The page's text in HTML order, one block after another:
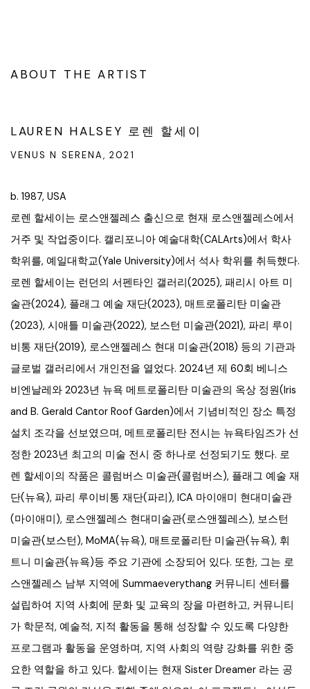
ABOUT THE ARTIST
LAUREN HALSEY 로렌 할세이
VENUS N SERENA, 2021
b. 1987, USA
로렌 할세이는 로스앤젤레스 출신으로 현재 로스앤젤레스에서
거주 및 작업중이다. 캘리포니아 예술대학(CALArts)에서 학사
학위를, 예일대학교(Yale University)에서 석사 학위를 취득했다.
로렌 할세이는 런던의 서펜타인 갤러리(2025), 패리시 아트 미
술관(2024), 플래그 예술 재단(2023), 매트로폴리탄 미술관
(2023), 시애틀 미술관(2022), 보스턴 미술관(2021), 파리 루이
비통 재단(2019), 로스앤젤레스 현대 미술관(2018) 등의 기관과
글로벌 갤러리에서 개인전을 열었다. 2024년 제 60회 베니스
비엔날레와 2023년 뉴욕 메트로폴리탄 미술관의 옥상 정원(Iris
and B. Gerald Cantor Roof Garden)에서 기념비적인 장소 특정
설치 조각을 선보였으며, 메트로폴리탄 전시는 뉴욕타임즈가 선
정한 2023년 최고의 미술 전시 중 하나로 선정되기도 했다. 로
렌 할세이의 작품은 콜럼버스 미술관(콜럼버스), 플래그 예술 재
단(뉴욕), 파리 루이비통 재단(파리), ICA 마이애미 현대미술관
(마이애미), 로스앤젤레스 현대미술관(로스앤젤레스), 보스턴
미술관(보스턴), MoMA(뉴욕), 매트로폴리탄 미술관(뉴욕), 휘
트니 미술관(뉴욕)등 주요 기관에 소장되어 있다. 또한, 그는 로
스앤젤레스 남부 지역에 Summaeverythang 커뮤니티 센터를
설립하여 지역 사회에 문화 및 교육의 장을 마련하고, 커뮤니티
가 학문적, 예술적, 지적 활동을 통해 성장할 수 있도록 다양한
프로그램과 활동을 운영하며, 지역 사회의 역량 강화를 위한 중
요한 역할을 하고 있다. 할세이는 현재 Sister Dreamer 라는 공